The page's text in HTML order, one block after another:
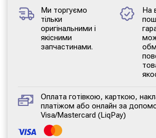
Ми торгуємо
тільки
оригінальними і
якісними
запчастинами.
На
Оплата готівкою, карткою,
платіжом або онлайн за
Visa/Mastercard (LiqPay)